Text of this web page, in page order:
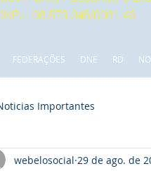
08.573.345/0001-46
FEDERAÇÕES DNE RD
Importantes
webelosocial 29 de ago. de